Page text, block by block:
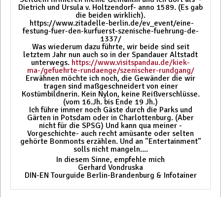
Dietrich und Ursula v. Holtzendorf- anno 1589. (Es gab
die beiden wirklich).
https://www.zitadelle-berlin.de/ev_event/eine-
festung-fuer-den-kurfuerst-szenische-fuehrung-de-
1337/
Was wiederum dazu führte, wir beide sind seit
letztem Jahr nun auch so in der Spandauer Altstadt
unterwegs. https://www.visitspandau.de/kiek-
ma-/gefuehrte-rundaenge/szenischer-rundgang/
Erwähnen möchte ich noch, die Gewänder die wir
tragen sind maßgeschneidert von einer
Kostümbildnerin. Kein Nylon, keine Reißverschlüsse.
(vom 16.Jh. bis Ende 19 Jh.)
Ich führe immer noch Gäste durch die Parks und
Gärten in Potsdam oder in Charlottenburg. (Aber
nicht für die SPSG) Und kann qua meiner -
Vorgeschichte- auch recht amüsante oder selten
gehörte Bonmonts erzählen. Und an "Entertainment"
solls nicht mangeln....
In diesem Sinne, empfehle mich
Gerhard Vondruska
DIN-EN Tourguide Berlin-Brandenburg & Infotainer